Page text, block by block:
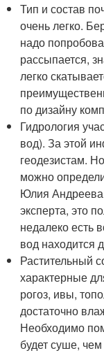
Тип и состав
очень легко.
надо
рассыпается,
легко
по дизайну
Гидрология
вод). За этой
геодезистам.
можно
Юлия
эксперта, это
недалеко есть
вод находится
Растительный
характерные
рогоз, ивы,
достаточно
Необходимо
будет суше,